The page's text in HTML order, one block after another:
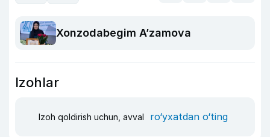
Xonzodabegim A’zamova
Izohlar
Izoh qoldirish uchun, avval ro‘yxatdan o‘ting